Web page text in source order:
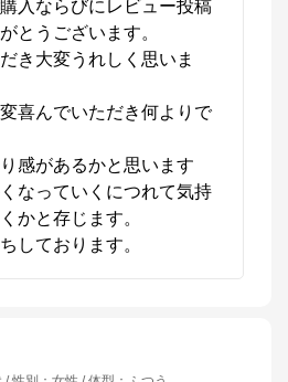
入ならびにレビュー投稿
とうございます。
き大変うれしく思いま
喜んでいただき何よりで
感があるかと思います
なっていくにつれて気持
かと存じます。
しております。